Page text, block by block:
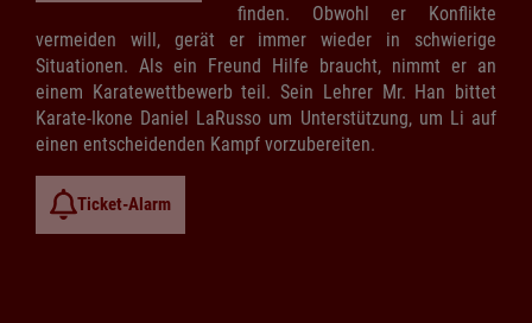
finden. Obwohl er Konflikte
vermeiden will, gerät er immer wieder in schwierige
Situationen. Als ein Freund Hilfe braucht, nimmt er an
einem Karatewettbewerb teil. Sein Lehrer Mr. Han bittet
Karate-Ikone Daniel LaRusso um Unterstützung, um Li auf
einen entscheidenden Kampf vorzubereiten.
Ticket-Alarm